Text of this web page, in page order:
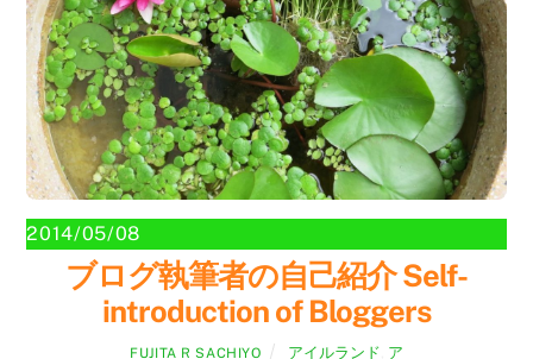
2014/05/08
ブログ執筆者の自己紹介 Self-
introduction of Bloggers
FUJITA R SACHIYO アイルランド ア